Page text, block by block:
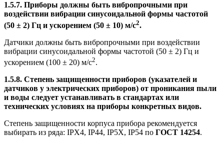
1.5.7. Приборы должны быть вибропрочными при
воздействии вибрации синусоидальной формы частотой
(50 ± 2) Гц и ускорением (50 ± 10) м/с2.
Датчики должны быть вибропрочными при воздействии
вибрации синусоидальной формы частотой (50 ± 2) Гц и
ускорением (100 ± 20) м/с2.
1.5.8. Степень защищенности приборов (указателей и
датчиков у электрических приборов) от проникания пыли
и воды следует устанавливать в стандартах или
технических условиях на приборы конкретных видов.
Степень защищенности корпуса прибора рекомендуется
выбирать из ряда: IPX4, IP44, IP5X, IP54 по ГОСТ 14254.